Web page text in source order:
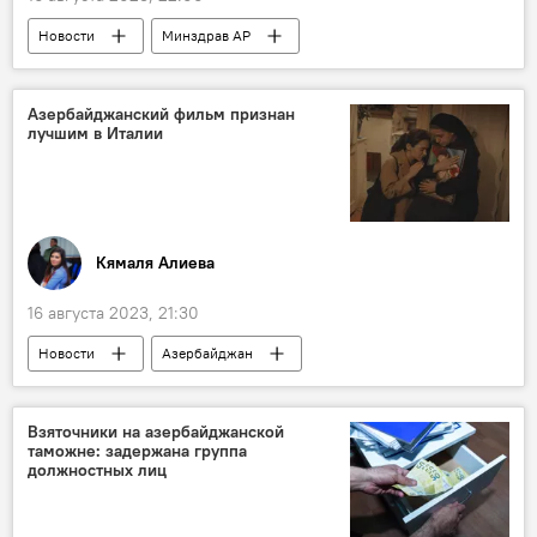
Новости
Минздрав АР
Организация тюркских государств
Совместное производство
Сотрудничество
Азербайджанский фильм признан
лучшим в Италии
Кямаля Алиева
16 августа 2023, 21:30
Новости
Азербайджан
Тахмина Рафаэлла
Фильм
Кинофестиваль
Италия
Взяточники на азербайджанской
таможне: задержана группа
должностных лиц